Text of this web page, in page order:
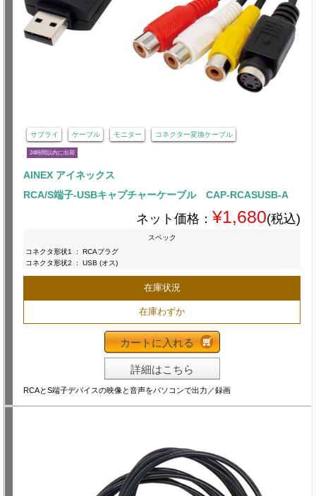
サプライ ケーブル モニター コネクター変換ケーブル
24時間以内に出荷
AINEX アイネックス
RCA/S端子-USBキャプチャーケーブル CAP-RCASUSB-A
ネット価格： ¥1,680(税込)
スペック
コネクタ形状1
:
RCAプラグ
コネクタ形状2
: USB (オス)
在庫状況
在庫わずか
カートに入れる
詳細はこちら
RCAとS端子デバイスの映像と音声をパソコンで出力／録画